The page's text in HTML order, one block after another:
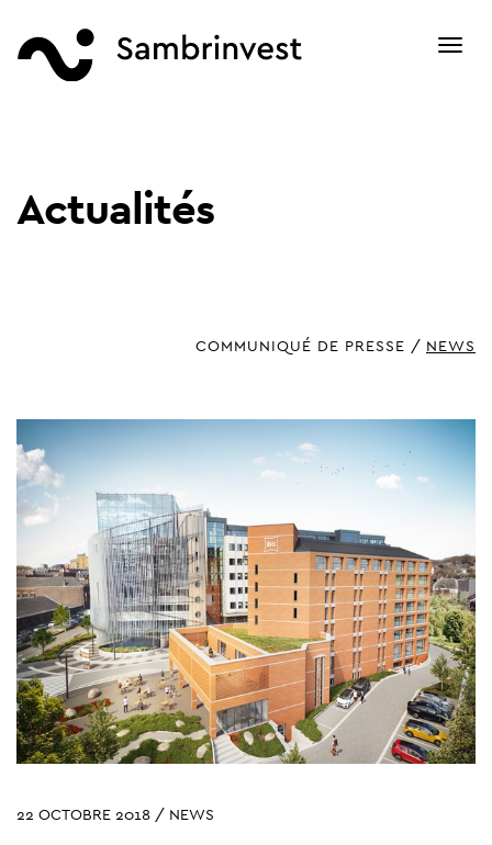
Actualités
COMMUNIQUÉ DE PRESSE NEWS
22 OCTOBRE 2018 / NEWS